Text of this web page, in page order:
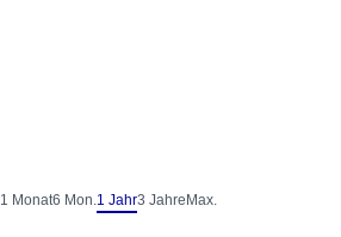
1 Monat6 Mon.1 Jahr3 Jahre Max.